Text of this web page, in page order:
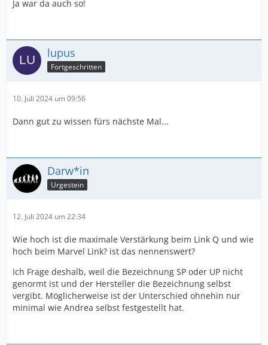
Ja war da auch so!
lupus
Fortgeschritten
10. Juli 2024 um 09:56
Dann gut zu wissen fürs nächste Mal...
Darw*in
Urgestein
12. Juli 2024 um 22:34
Wie hoch ist die maximale Verstärkung beim Link Q und wie
hoch beim Marvel Link? ist das nennenswert?
Ich Frage deshalb, weil die Bezeichnung SP oder UP nicht
genormt ist und der Hersteller die Bezeichnung selbst
vergibt. Möglicherweise ist der Unterschied ohnehin nur
minimal wie Andrea selbst festgestellt hat.